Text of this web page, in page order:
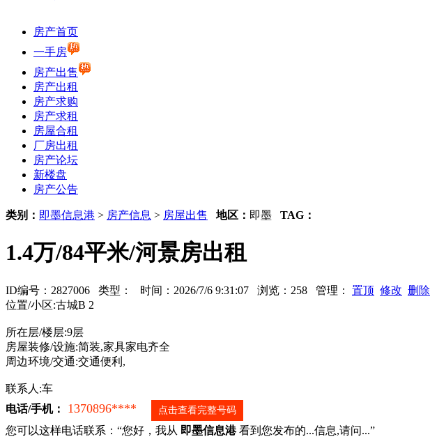
房产首页
一手房
房产出售
房产出租
房产求购
房产求租
房屋合租
厂房出租
房产论坛
新楼盘
房产公告
类别： 即墨信息港 > 房产信息 > 房屋出售 地区： 即墨 TAG：
1.4万/84平米/河景房出租
ID编号：2827006 类型： 时间：2026/7/6 9:31:07 浏览：258 管理： 置顶 修改 删除
位置/小区:古城B 2
所在层/楼层:9层
房屋装修/设施:简装,家具家电齐全
周边环境/交通:交通便利,
联系人:车
电话/手机：
1370896**** 点击查看完整号码
您可以这样电话联系：“您好，我从 即墨信息港看到您发布的...信息,请问...”